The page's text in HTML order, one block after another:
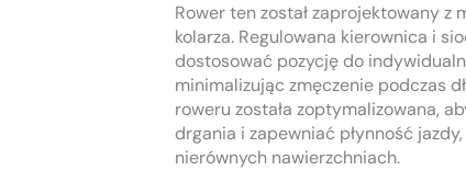
Rower ten został zaprojektowany z
kolarza. Regulowana kierownica i
dostosować pozycję do
minimalizując zmęczenie podczas
roweru została zoptymalizowana,
drgania i zapewniać płynność
nierównych nawierzchniach.